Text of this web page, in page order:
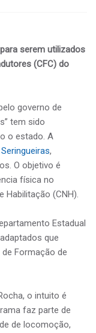
serem utilizados
(CFC) do
governo de
tem sido
o estado. A
Seringueiras,
O objetivo é
física no
Habilitação (CNH).
Estadual
que
Formação de
o intuito é
faz parte de
de locomoção,